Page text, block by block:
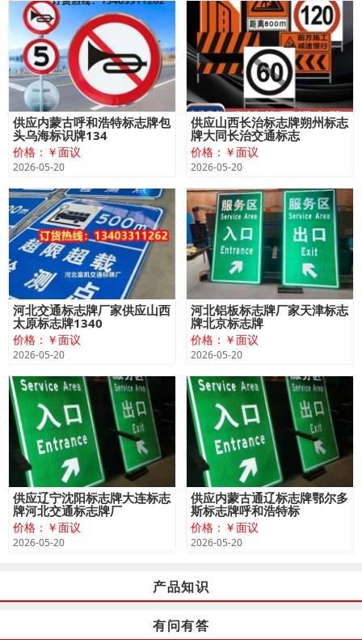
供应内蒙古呼和浩特标志牌包
头乌海标识牌134
价格：￥面议
2026-05-20
供应山西长治标志牌朔州标志
牌大同长治交通标志
价格：￥面议
2026-05-20
河北交通标志牌厂家供应山西
太原标志牌1340
价格：￥面议
2026-05-20
河北铝板标志牌厂家天津标志
牌北京标志牌
价格：￥面议
2026-05-20
供应辽宁沈阳标志牌大连标志
牌河北交通标志牌厂
价格：￥面议
2026-05-20
供应内蒙古通辽标志牌鄂尔多
斯标志牌呼和浩特标
价格：￥面议
2026-05-20
产品知识
有问有答